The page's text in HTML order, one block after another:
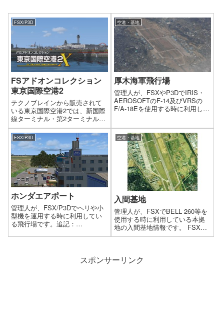
FSX/P3D
FSアドオンコレクション
東京国際空港2
テクノブレインから販売されて
いる東京国際空港2では、新国際
線ターミナル・第2ターミナルの
拡張や、長距離大型機の運用を
可能にするためのC滑走路の延伸
など、最新の羽田を綿密な取材
により精緻に再現しています。
空港・基地
厚木海軍飛行場
管理人が、FSXやP3DでIRIS・
AEROSOFTのF-14及びVRSの
F/A-18Eを使用する時に利用して
FSX/P3D
ホンダエアポート
管理人が、FSX/P3Dでヘリや小
型機を運用する時に利用してい
る飛行場です。追記：
かしFSX/P3Dデフォルトの空港
会のホームページ「 Let's Fly 」
空港・基地
入間基地
管理人が、FSXでBELL 260等を
使用する時に利用している本拠
地の入間基地情報です。 FSX用
空港情報：Iruma Aero（RJTJ）
295FTTACAN：Ch43（Y...
スポンサーリンク